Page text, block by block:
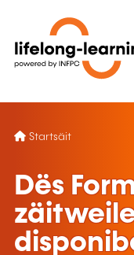
Startsäit
Dës